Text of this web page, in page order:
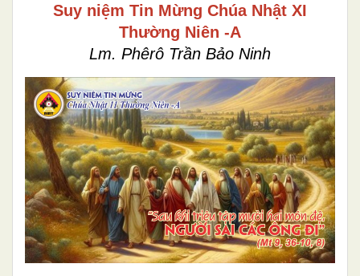
Suy niệm Tin Mừng Chúa Nhật XI
Thường Niên -A
Lm. Phêrô Trần Bảo Ninh